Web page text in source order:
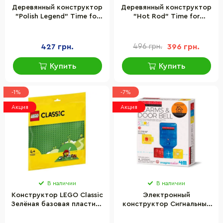
Деревянный конструктор
"Polish Legend" Time for
427 грн.
Купить
Деревянный конструктор
"Hot Rod" Time for
496 грн. 396 грн.
Купить
-1%
Акция
В наличии
Конструктор LEGO Classic
Зелёная базовая пластина
-7%
Акция
В наличии
Электронный
конструктор Сигнальные